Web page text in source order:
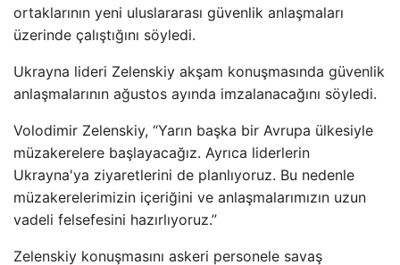
ortaklarının yeni uluslararası güvenlik anlaşmaları
üzerinde çalıştığını söyledi.
Ukrayna lideri Zelenskiy akşam konuşmasında güvenlik
anlaşmalarının ağustos ayında imzalanacağını söyledi.
Volodimir Zelenskiy, “Yarın başka bir Avrupa ülkesiyle
müzakerelere başlayacağız. Ayrıca liderlerin
Ukrayna'ya ziyaretlerini de planlıyoruz. Bu nedenle
müzakerelerimizin içeriğini ve anlaşmalarımızın uzun
vadeli felsefesini hazırlıyoruz.”
Zelenskiy konuşmasını askeri personele savaş